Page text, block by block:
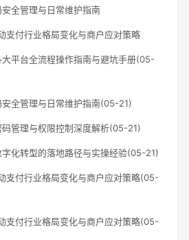
全管理与日常维护指南
支付行业格局变化与商户应对策略
大平台全流程操作指南与避坑手册(05-
安全管理与日常维护指南(05-21)
码管理与权限控制深度解析(05-21)
字化转型的落地路径与实操经验(05-21)
支付行业格局变化与商户应对策略(05-
支付行业格局变化与商户应对策略(05-